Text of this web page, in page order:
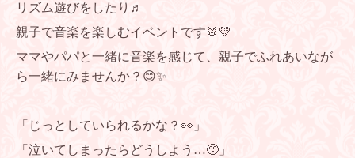
リズム遊びをしたり♬
親子で音楽を楽しむイベントです🥁💛
ママやパパと一緒に音楽を感じて、親子でふれあいなが
ら一緒にみませんか？😊✨
「じっとしていられるかな？👀」
「泣いてしまったらどうしよう…🥺」